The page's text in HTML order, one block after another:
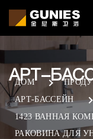
АРТ-
ДОМ
АРТ-БАССЕЙН
1423 ВАННАЯ
РАКОВИНА ДЛЯ